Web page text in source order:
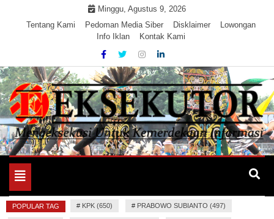
Minggu, Agustus 9, 2026
Tentang Kami
Pedoman Media Siber Disklaimer
Lowongan
Info Iklan
Kontak Kami
EKSEKUTOR
Mengeksekusi Berita Untuk Kemerdekaan dan Keadilan
Toggle
navigation
POPULAR TAG # KPK (650) # PRABOWO SUBIANTO (497)